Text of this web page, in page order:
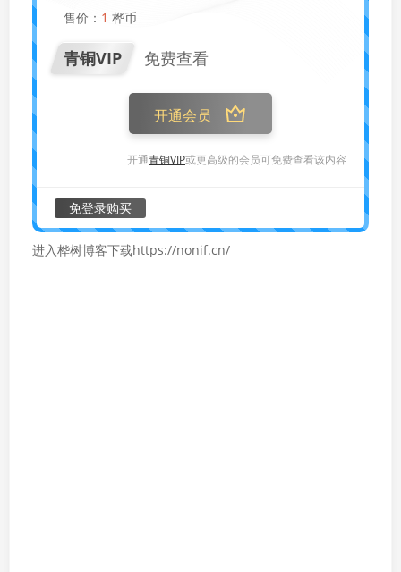
售价： 1 桦币
青铜VIP 免费查看
开通会员
开通青铜VIP或更高级的会员可免费查看该内容
免登录购买
进入桦树博客下载https://nonif.cn/